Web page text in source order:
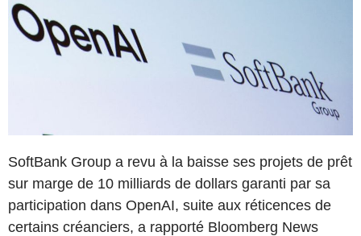
SoftBank Group a revu à la baisse ses projets de prêt
sur marge de 10 milliards de dollars garanti par sa
participation dans OpenAI, suite aux réticences de
certains créanciers, a rapporté Bloomberg News